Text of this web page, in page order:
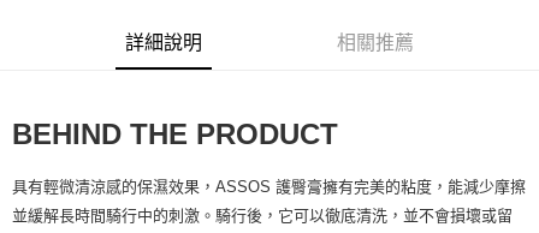
每筆NT$60，滿NT$10,000(含以上)免運費
每筆NT$60，滿NT$10,000(含以上)免運費
每筆NT$80
詳細說明 相關推薦
BEHIND THE PRODUCT
具有輕微清涼感的保濕效果，ASSOS 護臀膏擁有完美的粘度，能減少摩擦
並緩解長時間騎行中的刺激。騎行後，它可以徹底清洗，並不會損壞或留